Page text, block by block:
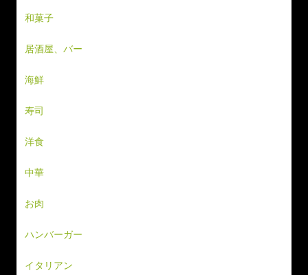
和菓子
居酒屋、バー
海鮮
寿司
洋食
中華
お肉
ハンバーガー
イタリアン